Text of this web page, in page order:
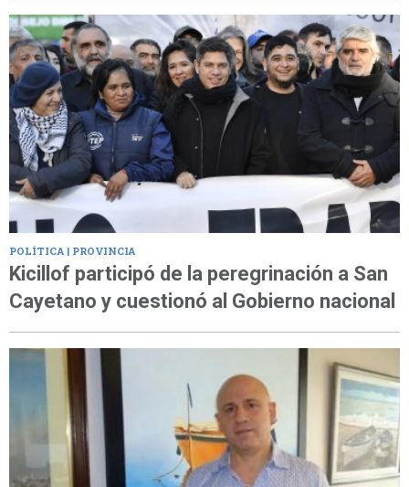
POLÍTICA | PROVINCIA
Kicillof participó de la peregrinación a San
Cayetano y cuestionó al Gobierno nacional